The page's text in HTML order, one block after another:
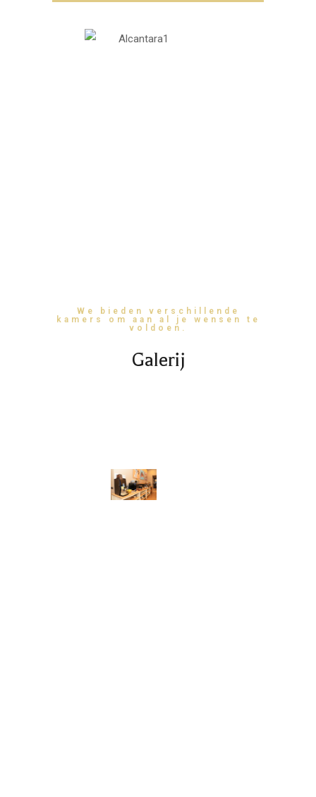
We bieden verschillende
kamers om aan al je wensen te
voldoen.
Galerij